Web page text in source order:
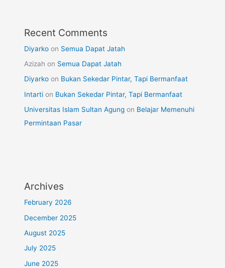
Recent Comments
Diyarko on Semua Dapat Jatah
Azizah on Semua Dapat Jatah
Diyarko on Bukan Sekedar Pintar, Tapi Bermanfaat
Intarti on Bukan Sekedar Pintar, Tapi Bermanfaat
Universitas Islam Sultan Agung on Belajar Memenuhi
Permintaan Pasar
Archives
February 2026
December 2025
August 2025
July 2025
June 2025